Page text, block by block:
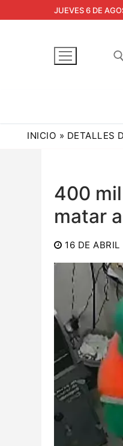
contenido
JUEVES 6 DE
INICIO » DETALLES
400
matar
16 DE